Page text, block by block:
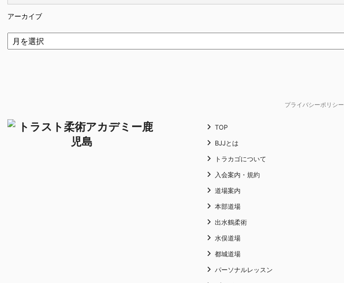
アーカイブ
プライバシーポリシー
TOP
BJJとは
トラカゴについて
入会案内・規約
道場案内
本部道場
出水鶴柔術
水俣道場
都城道場
パーソナルレッスン